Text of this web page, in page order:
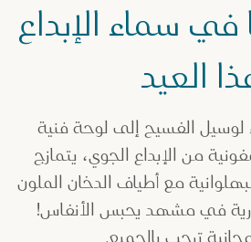
في سماء الإبداع
العيد
لوسيل الفسيح إلى لوحة فنية
من الإبداع الجوي، يتمازج
مع أطياف الدخان الملون
في مشهد يحبس الأنفاس!